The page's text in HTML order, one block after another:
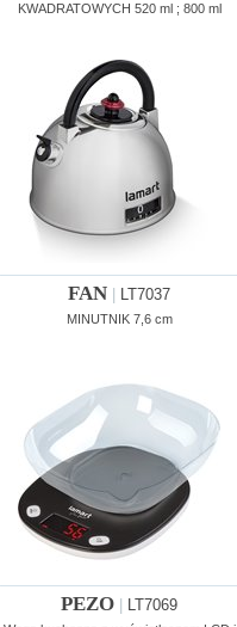
KWADRATOWYCH 520 ml ; 800 ml
FAN LT7037
MINUTNIK 7,6 cm
PEZO LT7069